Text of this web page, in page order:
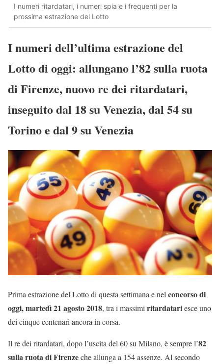
I numeri ritardatari, i numeri spia e i frequenti per la
prossima estrazione del Lotto
I numeri dell’ultima estrazione del
Lotto di oggi: allungano l’82 sulla ruota
di Firenze, nuovo re dei ritardatari,
inseguito dal 18 su Venezia, dal 54 su
Torino e dal 9 su Venezia
Prima estrazione del Lotto di questa settimana e nel concorso di
oggi, martedì 21 agosto 2018, tra i massimi ritardatariesce uno
dei cinque centenari ancora in corsa.
Il re dei ritardatari, dopo l’uscita del 60 su Milano, è sempre l’82
sulla ruota di Firenzeche allunga a 154 assenze. Al secondo